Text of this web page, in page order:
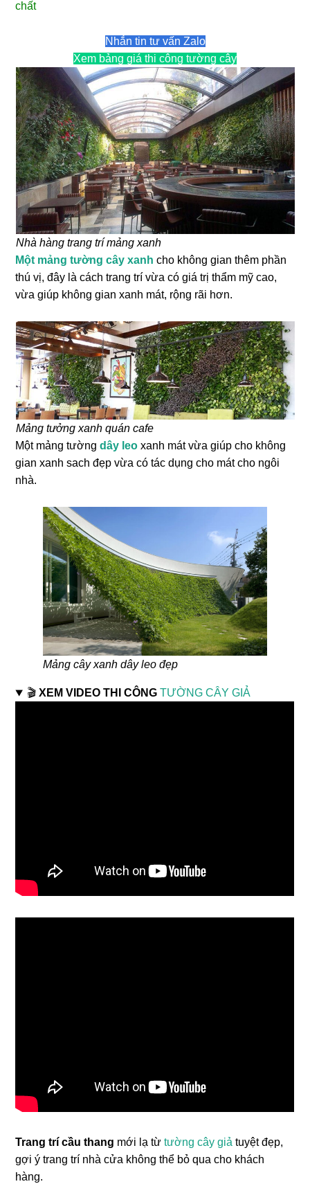
chất
Nhắn tin tư vấn Zalo
Xem bảng giá thi công tường cây
Nhà hàng trang trí mảng xanh
Một mảng tường cây xanh cho không gian thêm phần
thú vị, đây là cách trang trí vừa có giá trị thẩm mỹ cao,
vừa giúp không gian xanh mát, rộng rãi hơn.
Mảng tưởng xanh quán cafe
Một mảng tườngdây leo xanh mát vừa giúp cho không
gian xanh sach đẹp vừa có tác dụng cho mát cho ngôi
nhà.
Mảng cây xanh dây leo đẹp
🎬XEM VIDEO THI CÔNGTƯỜNG CÂY GIẢ
Trang trí cầu thang mới lạ từtường cây giả tuyệt đẹp,
gợi ý trang trí nhà cửa không thể bỏ qua cho khách
hàng.